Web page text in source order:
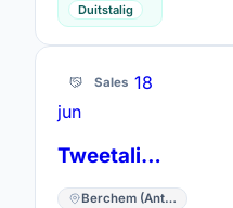
Duitstalig
Sales 18
jun
Tweetalig Outbound Agent KBC niet commercieel
Berchem (Antwerpen) · Antwerpen